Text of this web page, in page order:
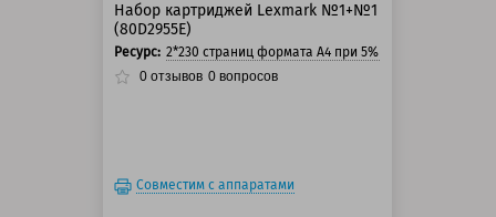
Набор картриджей Lexmark №1+№1
(80D2955E)
Ресурс: 2*230 страниц формата А4 при 5% заполнении
0 отзывов 0 вопросов
Совместим с аппаратами